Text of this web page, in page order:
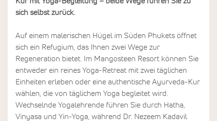
sich selbst zurück.
Auf einem malerischen Hügel im Süden Phukets öffnet
sich ein Refugium, das Ihnen zwei Wege zur
Regeneration bietet. Im Mangosteen Resort können Sie
entweder ein reines Yoga-Retreat mit zwei täglichen
Einheiten erleben oder eine authentische Ayurveda-Kur
wählen, die von täglichem Yoga begleitet wird.
Wechselnde Yogalehrende führen Sie durch Hatha,
Vinyasa und Yin-Yoga, während Dr. Nezeem Kadavil